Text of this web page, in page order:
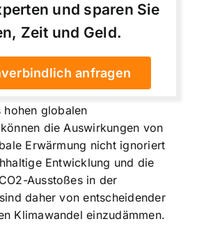
und sparen Sie
Zeit und Geld.
anfragen
hohen globalen
die Auswirkungen von
Erwärmung nicht ignoriert
Entwicklung und die
Ausstoßes in der
daher von entscheidender
Klimawandel einzudämmen.